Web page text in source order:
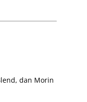
dan Morin